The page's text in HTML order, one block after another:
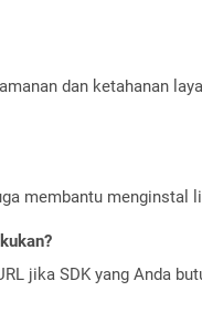
dan ketahanan
membantu menginstal
jika SDK yang Anda